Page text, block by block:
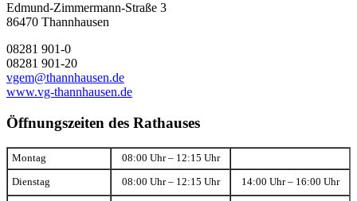
Edmund-Zimmermann-Straße 3
86470 Thannhausen
08281 901-0
08281 901-20
vgem@thannhausen.de
www.vg-thannhausen.de
Öffnungszeiten des Rathauses
Montag 08:00 Uhr – 12:15 Uhr
Dienstag 08:00 Uhr – 12:15 Uhr 14:00 Uhr – 16:00 Uhr